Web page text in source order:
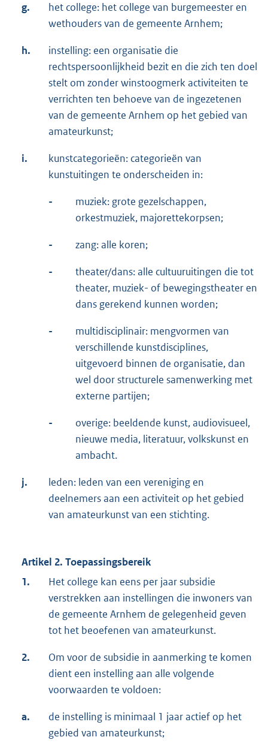
g.
het college: het college van burgemeester en
wethouders van de gemeente Arnhem;
h.
instelling: een organisatie die
rechtspersoonlijkheid bezit en die zich ten doel
stelt om zonder winstoogmerk activiteiten te
verrichten ten behoeve van de ingezetenen
van de gemeente Arnhem op het gebied van
amateurkunst;
i.
kunstcategorieën: categorieën van
kunstuitingen te onderscheiden in:
-
muziek: grote gezelschappen,
orkestmuziek, majorettekorpsen;
- zang: alle koren;
-
theater/dans: alle cultuuruitingen die tot
theater, muziek- of bewegingstheater en
dans gerekend kunnen worden;
-
multidisciplinair: mengvormen van
verschillende kunstdisciplines,
uitgevoerd binnen de organisatie, dan
wel door structurele samenwerking met
externe partijen;
-
overige: beeldende kunst, audiovisueel,
nieuwe media, literatuur, volkskunst en
ambacht.
j.
leden: leden van een vereniging en
deelnemers aan een activiteit op het gebied
van amateurkunst van een stichting.
Artikel 2. Toepassingsbereik
1.
Het college kan eens per jaar subsidie
verstrekken aan instellingen die inwoners van
de gemeente Arnhem de gelegenheid geven
tot het beoefenen van amateurkunst.
2.
Om voor de subsidie in aanmerking te komen
dient een instelling aan alle volgende
voorwaarden te voldoen:
a.
de instelling is minimaal 1 jaar actief op het
gebied van amateurkunst;